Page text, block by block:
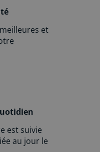
et
est suivie
au jour le